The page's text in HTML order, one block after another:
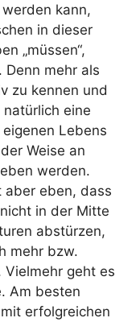
kann,
in dieser
„müssen“,
Denn mehr als
zu kennen und
eine
Lebens
Weise an
werden.
aber eben, dass
in der Mitte
abstürzen,
mehr bzw.
Vielmehr geht es
Am besten
erfolgreichen